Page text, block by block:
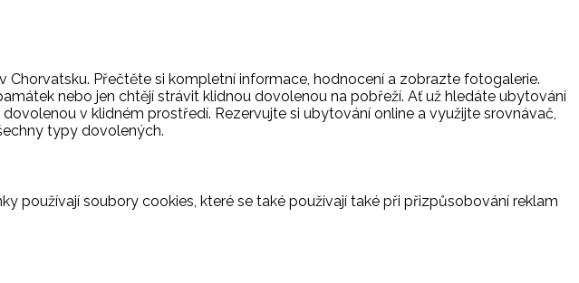
Přečtěte si kompletní informace, hodnocení a zobrazte fotogalerie.
nebo jen chtějí strávit klidnou dovolenou na pobřeží. Ať už hledáte ubytování
v klidném prostředí. Rezervujte si ubytování online a využijte srovnávač,
typy dovolených.
používají soubory cookies, které se také používají také při přizpůsobování reklam